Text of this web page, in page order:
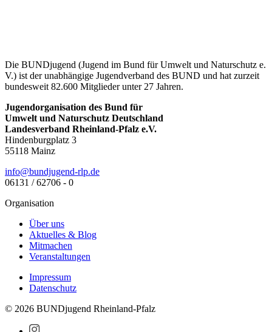
Die BUNDjugend (Jugend im Bund für Umwelt und Naturschutz e.
V.) ist der unabhängige Jugendverband des BUND und hat zurzeit
bundesweit 82.600 Mitglieder unter 27 Jahren.
Jugendorganisation des Bund für
Umwelt und Naturschutz Deutschland
Landesverband Rheinland-Pfalz e.V.
Hindenburgplatz 3
55118 Mainz
ed.plr-dnegujdnub@ofni
06131 / 62706 - 0
Organisation
Über uns
Aktuelles & Blog
Mitmachen
Veranstaltungen
Impressum
Datenschutz
© 2026 BUNDjugend Rheinland-Pfalz